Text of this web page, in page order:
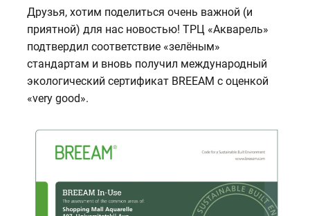
Друзья, хотим поделиться очень важной (и
приятной) для нас новостью! ТРЦ «Акварель»
подтвердил соответствие «зелёным»
стандартам и вновь получил международный
экологический сертификат BREEAM с оценкой
«very good».